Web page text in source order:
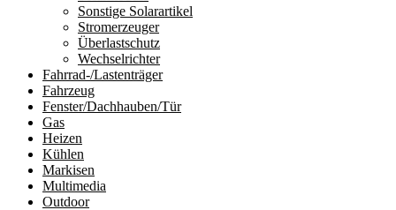
Sonstige Solarartikel
Stromerzeuger
Überlastschutz
Wechselrichter
Fahrrad-/Lastenträger
Fahrzeug
Fenster/Dachhauben/Tür
Gas
Heizen
Kühlen
Markisen
Multimedia
Outdoor